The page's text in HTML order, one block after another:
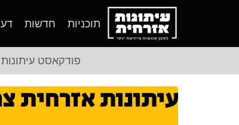
תוכניות חדשות
פודקאסט
עיתונות אזרחית